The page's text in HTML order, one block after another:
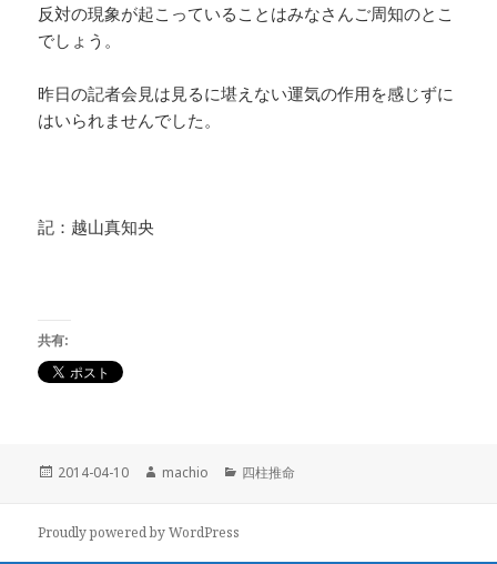
反対の現象が起こっていることはみなさんご周知のとこ
でしょう。
昨日の記者会見は見るに堪えない運気の作用を感じずに
はいられませんでした。
記：越山真知央
共有:
投
2014-04-10
作
machio
カ
四柱推命
Proudly powered by WordPress